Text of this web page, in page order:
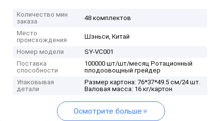
Количество мин
заказа
48 комплектов
Место
происхождения
Шэньси, Китай
Номер модели
SY-VC001
Поставка
способности
100000 шт/шт/месяц Ротационный
плодоовощный грейдер
Упаковывая
детали
Размер картона: 76*37*49.5 см/24 шт.
Валовая масса: 16 кг/картон
Осмотрите больше